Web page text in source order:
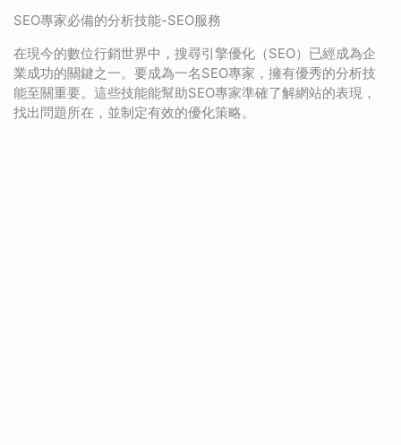
SEO專家必備的分析技能-SEO服務
在現今的數位行銷世界中，搜尋引擎優化（SEO）已經成為企
業成功的關鍵之一。要成為一名SEO專家，擁有優秀的分析技
能至關重要。這些技能能幫助SEO專家準確了解網站的表現，
找出問題所在，並制定有效的優化策略。